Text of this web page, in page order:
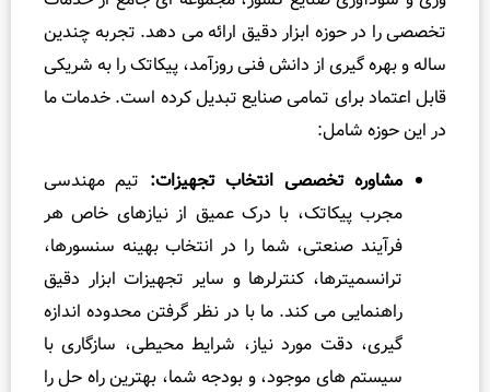
را در حوزه ابزار دقیق ارائه می دهد. تجربه چندین
و بهره گیری از دانش فنی روزآمد، پیکاتک را به شریکی
اعتماد برای تمامی صنایع تبدیل کرده است. خدمات ما
حوزه شامل:
مشاوره تخصصی انتخاب تجهیزات: تیم مهندسی
مجرب پیکاتک، با درک عمیق از نیازهای خاص هر
فرآیند صنعتی، شما را در انتخاب بهینه سنسورها،
ترانسمیترها، کنترلرها و سایر تجهیزات ابزار دقیق
راهنمایی می کند. ما با در نظر گرفتن محدوده اندازه
گیری، دقت مورد نیاز، شرایط محیطی، سازگاری با
سیستم های موجود، و بودجه شما، بهترین راه حل را